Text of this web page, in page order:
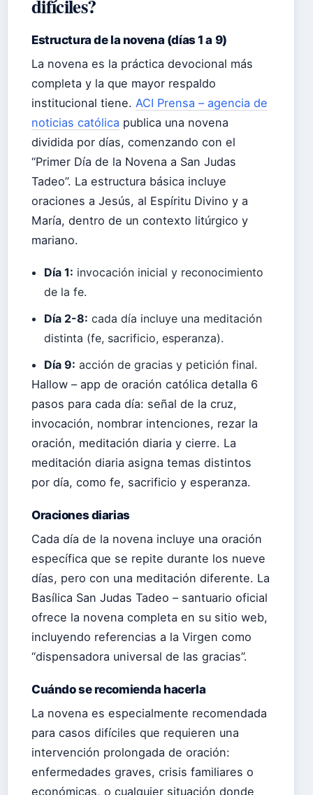
difíciles?
Estructura de la novena (días 1 a 9)
La novena es la práctica devocional más
completa y la que mayor respaldo
institucional tiene. ACI Prensa – agencia de
noticias católica publica una novena
dividida por días, comenzando con el
“Primer Día de la Novena a San Judas
Tadeo”. La estructura básica incluye
oraciones a Jesús, al Espíritu Divino y a
María, dentro de un contexto litúrgico y
mariano.
Día 1: invocación inicial y reconocimiento
de la fe.
Día 2-8: cada día incluye una meditación
distinta (fe, sacrificio, esperanza).
Día 9: acción de gracias y petición final.
Hallow – app de oración católica detalla 6
pasos para cada día: señal de la cruz,
invocación, nombrar intenciones, rezar la
oración, meditación diaria y cierre. La
meditación diaria asigna temas distintos
por día, como fe, sacrificio y esperanza.
Oraciones diarias
Cada día de la novena incluye una oración
específica que se repite durante los nueve
días, pero con una meditación diferente. La
Basílica San Judas Tadeo – santuario oficial
ofrece la novena completa en su sitio web,
incluyendo referencias a la Virgen como
“dispensadora universal de las gracias”.
Cuándo se recomienda hacerla
La novena es especialmente recomendada
para casos difíciles que requieren una
intervención prolongada de oración:
enfermedades graves, crisis familiares o
económicas, o cualquier situación donde